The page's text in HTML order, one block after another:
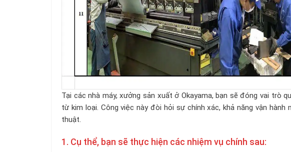
Tại các nhà máy, xưởng sản xuất ở Okayama, bạn sẽ đóng vai trò
từ kim loại. Công việc này đòi hỏi sự chính xác, khả năng vận
thuật.
1. Cụ thể, bạn sẽ thực hiện các nhiệm vụ chính sau: